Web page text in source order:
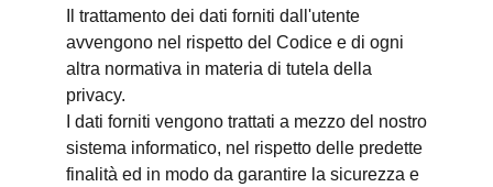
Il trattamento dei dati forniti dall'utente
avvengono nel rispetto del Codice e di ogni
altra normativa in materia di tutela della
privacy.
I dati forniti vengono trattati a mezzo del nostro
sistema informatico, nel rispetto delle predette
finalità ed in modo da garantire la sicurezza e